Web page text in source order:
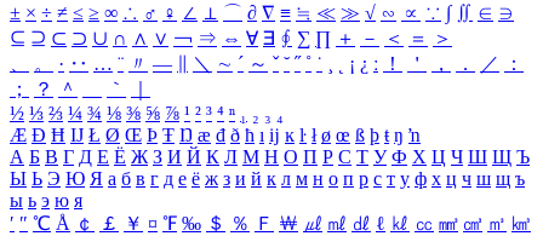
± × ÷ ≠ ≤ ≥ ∞ ∴ ♂ ♀ ∠ ⊥ ⌒ ∂ ∇ ≡ ≒ ≪ ≫ √ ∽ ∝ ∵ ∫ ∬ ∈ ∋
⊆ ⊇ ⊂ ⊃ ∪ ∩ ∧ ∨ ￢ ⇒ ⇔ ∀ ∃ ∮ ∑ ∏ ＋ － ＜ ＝
＞
、
。 · ‥ … ¨ 〃 ― ＼ ∼ ´ ～ ˇ ˘ ˝ ˚ ˙ ¸ ¡ ¿ ː ！ ＇ ， ． ／
：
；
？ ＾ ｀
½ ⅓ ⅔ ¼ ¾ ⅛ ⅜ ⅝ ⅞ ¹ ² ³ ⁴ ⁿ ₁ ₂ ₃ ₄
Æ Ð Ħ Ĳ Ł Ø Œ Þ Ŧ Ŋ æ đ ð ħ ı ĳ ĸ ŀ ł ø œ ß þ ŧ ŋ ŉ
А Б В Г Д Е Ё Ж З И Й К Л М Н О П Р С Т У Ф Х Ц Ч Ш Щ Ъ
Ы Ь Э Ю Я а б в г д е ё ж з и й к л м н о п р с т у ф х ц ч ш щ ъ
ы ь э ю я
′ ″ ℃ Å ￠ ￡ ￥ ¤ ℉ ‰ ＄ ％ Ｆ ￦ ㎕ ㎖ ㎗ ℓ ㎘ ㏄ ㎣ ㎤ ㎥ ㎦